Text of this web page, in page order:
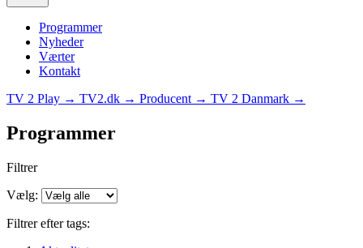
Programmer
Nyheder
Værter
Kontakt
TV 2 Play → TV2.dk → Producent → TV 2 Danmark →
Programmer
Filtrer
Vælg:
Filtrer efter tags: